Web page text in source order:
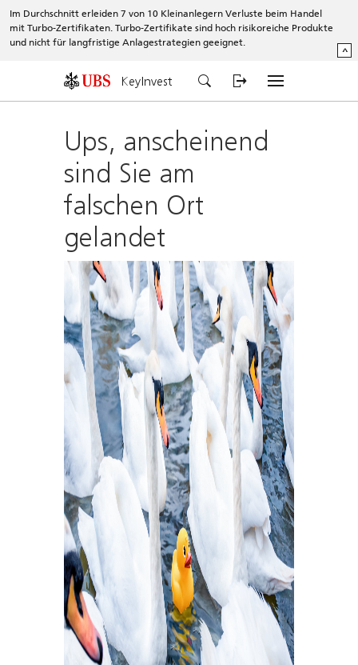
Im Durchschnitt erleiden 7 von 10 Kleinanlegern Verluste beim Handel
mit Turbo-Zertifikaten. Turbo-Zertifikate sind hoch risikoreiche Produkte
und nicht für langfristige Anlagestrategien geeignet.
^
KeyInvest
Ups, anscheinend
sind Sie am
falschen Ort
gelandet